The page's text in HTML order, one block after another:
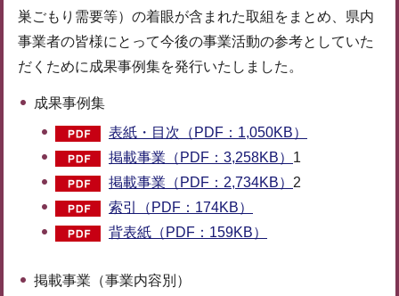
巣ごもり需要等）の着眼が含まれた取組をまとめ、県内
事業者の皆様にとって今後の事業活動の参考としていた
だくために成果事例集を発行いたしました。
成果事例集
表紙・目次（PDF：1,050KB）
掲載事業（PDF：3,258KB） 1
掲載事業（PDF：2,734KB） 2
索引（PDF：174KB）
背表紙（PDF：159KB）
掲載事業（事業内容別）